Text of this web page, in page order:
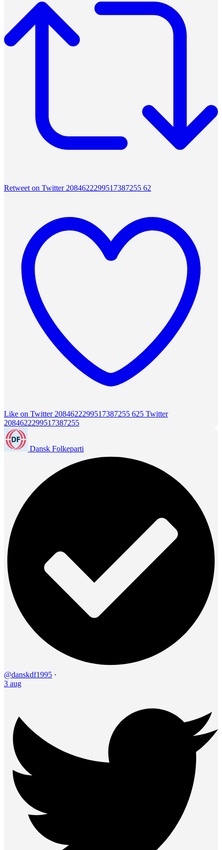
Retweet on Twitter 2084622299517387255 62
Like on Twitter 2084622299517387255 625 Twitter
2084622299517387255
Dansk Folkeparti
@danskdf1995 ·
3 aug